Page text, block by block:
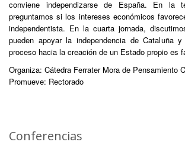
conviene independizarse de España. En la
preguntamos si los intereses económicos
independentista. En la cuarta jornada,
pueden apoyar la independencia de Cataluña
proceso hacia la creación de un Estado propio es
Organiza: Cátedra Ferrater Mora de Pensamiento
Promueve: Rectorado
Conferencias